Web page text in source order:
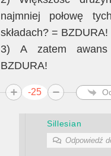
najmniej połowę
składach? = BZDURA!
3) A zatem awans
BZDURA!
-25
Sillesian
Odpowiedź